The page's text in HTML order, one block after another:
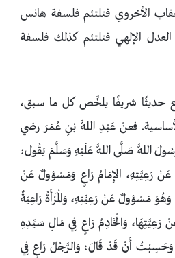
الأخروي فتلتئم فلسفة هانس
العدل الإلهي فتلتئم كذلك فلسفة
حديثًا شريفًا يلخِّص كل ما سبق،
فعنْ عَبْدِ اللَّهِ بْنِ عُمَرَ رضي
اللَّهِ صَلَّى اللَّه عَلَيْهِ وَسَلَّمَ يَقُول:
رَعِيَّتِهِ، الإِمَامُ رَاعٍ وَمَسْؤولٌ عَنْ
مَسْؤولٌ عَنْ رَعِيَّتِهِ، وَالْمَرْأَةُ رَاعِيَةٌ
وَالْخَادِمُ رَاعٍ فِي مَالِ سَيِّدِهِ
أَنْ قَدْ قَالَ: وَالرَّجُلُ رَاعٍ فِي